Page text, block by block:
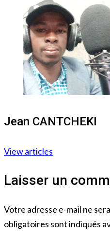
Jean CANTCHEKI
View articles
Laisser un
Votre adresse e-mail ne
obligatoires sont indiqués